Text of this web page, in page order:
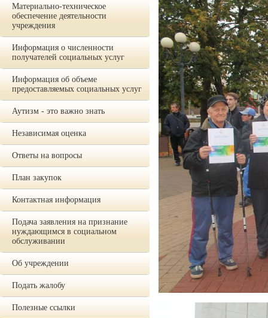
Материально-техническое
обеспечение деятельности
учреждения
Информация о численности
получателей социальных услуг
Информация об объеме
предоставляемых социальных услуг
Аутизм - это важно знать
Независимая оценка
Ответы на вопросы
План закупок
Контактная информация
Подача заявления на признание
нуждающимся в социальном
обслуживании
Об учреждении
Подать жалобу
Полезные ссылки